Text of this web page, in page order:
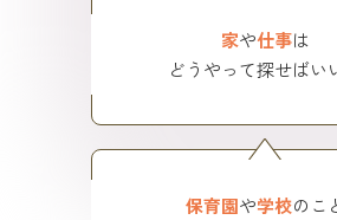
家や仕事は
どうやって探せばい
保育園や学校のこ